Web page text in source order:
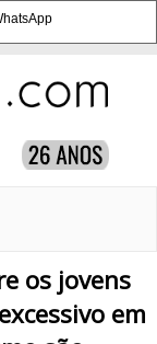
os jovens
em